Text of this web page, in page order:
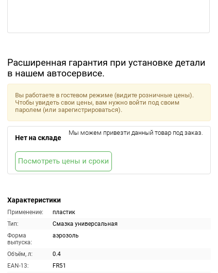
Расширенная гарантия при установке детали
в нашем автосервисе.
Характеристики
Применение:
пластик
Тип:
Смазка универсальная
Форма
выпуска:
аэрозоль
Объём, л:
0.4
EAN-13:
FR51
Вы работаете в гостевом режиме (видите розничные цены).
Чтобы увидеть свои цены, вам нужно войти под своим
паролем (или зарегистрироваться).
Нет на складе
Мы можем привезти данный товар под заказ.
Посмотреть цены и сроки